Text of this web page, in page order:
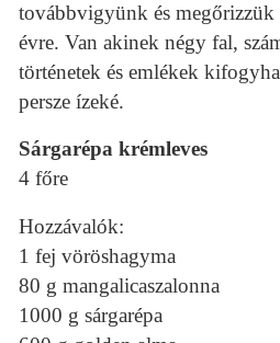
továbbvigyünk és megőrizzük
évre. Van akinek négy fal,
történetek és emlékek
persze ízeké.
Sárgarépa krémleves
4 főre
Hozzávalók:
1 fej vöröshagyma
80 g mangalicaszalonna
1000 g sárgarépa